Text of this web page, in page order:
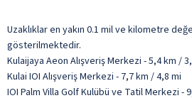
Uzaklıklar en yakın 0.1 mil ve kilometre
gösterilmektedir.
Kulaijaya Aeon Alışveriş Merkezi - 5,4 km /
Kulai IOI Alışveriş Merkezi - 7,7 km / 4,8 mi
IOI Palm Villa Golf Kulübü ve Tatil Merkezi -